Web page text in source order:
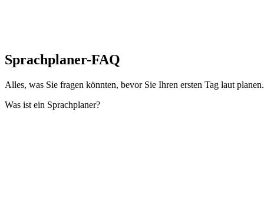
Sprachplaner-FAQ
Alles, was Sie fragen könnten, bevor Sie Ihren ersten Tag laut planen.
Was ist ein Sprachplaner?